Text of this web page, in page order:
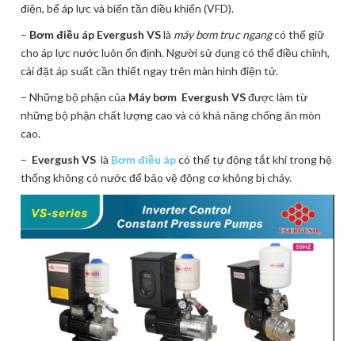
điện, bể áp lực và biến tần điều khiển (VFD).
– Bơm điều áp Evergush VSlà máy bơm trục ngangcó thể giữ
cho áp lực nước luôn ổn định. Người sử dụng có thể điều chỉnh,
cài đặt áp suất cần thiết ngay trên màn hình điện tử.
– Những bộ phận của Máy bơm Evergush VSđược làm từ
những bộ phận chất lượng cao và có khả năng chống ăn mòn
cao.
– Evergush VS là Bơm điều ápcó thể tự động tắt khi trong hệ
thống không có nước để bảo vệ động cơ không bị cháy.